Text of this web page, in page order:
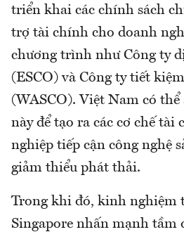
triển khai các chính sách
trợ tài chính cho doanh
chương trình như Công ty
(ESCO) và Công ty tiết
(WASCO). Việt Nam có
này để tạo ra các cơ chế
nghiệp tiếp cận công nghệ
giảm thiểu phát thải.
Trong khi đó, kinh nghiệm
Singapore nhấn mạnh tầm